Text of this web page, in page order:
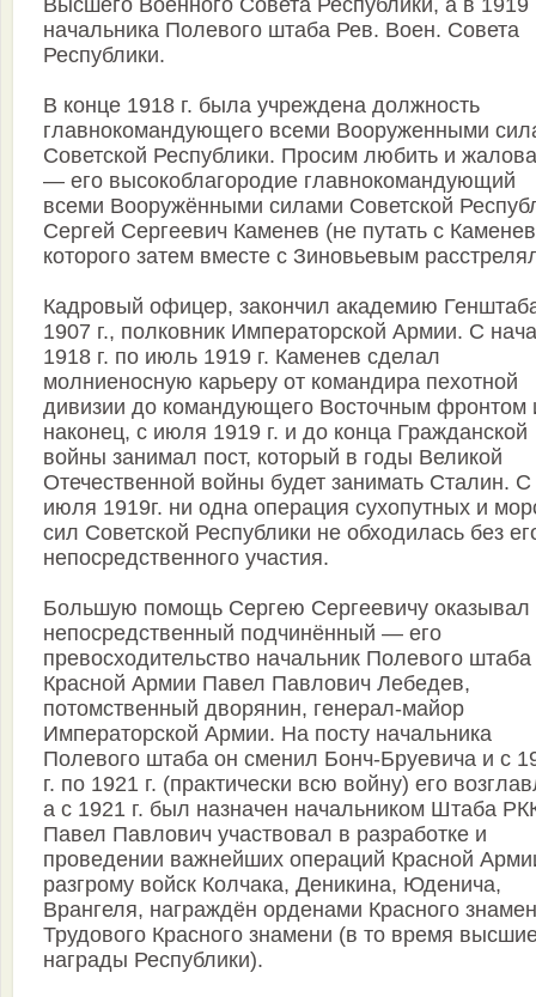
Высшего Военного Совета Республики, а в
начальника Полевого штаба Рев. Воен. Совета
Республики.
В конце 1918 г. была учреждена должность
главнокомандующего всеми Вооруженными
Советской Республики. Просим любить и
— его высокоблагородие главнокомандующий
всеми Вооружёнными силами Советской
Сергей Сергеевич Каменев (не путать с
которого затем вместе с Зиновьевым
Кадровый офицер, закончил академию
1907 г., полковник Императорской Армии. С
1918 г. по июль 1919 г. Каменев сделал
молниеносную карьеру от командира пехотной
дивизии до командующего Восточным фронтом
наконец, с июля 1919 г. и до конца Гражданской
войны занимал пост, который в годы Великой
Отечественной войны будет занимать Сталин. С
июля 1919г. ни одна операция сухопутных и
сил Советской Республики не обходилась без
непосредственного участия.
Большую помощь Сергею Сергеевичу оказывал
непосредственный подчинённый — его
превосходительство начальник Полевого штаба
Красной Армии Павел Павлович Лебедев,
потомственный дворянин, генерал-майор
Императорской Армии. На посту начальника
Полевого штаба он сменил Бонч-Бруевича и с
г. по 1921 г. (практически всю войну) его
а с 1921 г. был назначен начальником Штаба
Павел Павлович участвовал в разработке и
проведении важнейших операций Красной
разгрому войск Колчака, Деникина, Юденича,
Врангеля, награждён орденами Красного
Трудового Красного знамени (в то время
награды Республики).